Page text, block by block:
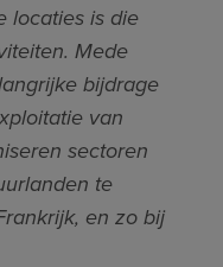
locaties is die
Mede
bijdrage
van
sectoren
te
en zo bij